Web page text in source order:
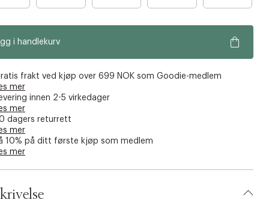
b
u
s
e
n
o
i handlekurv
frakt ved kjøp over 699 NOK som Goodie-medlem
mer
innen 2-5 virkedager
mer
dagers returrett
mer
10% på ditt første kjøp som medlem
mer